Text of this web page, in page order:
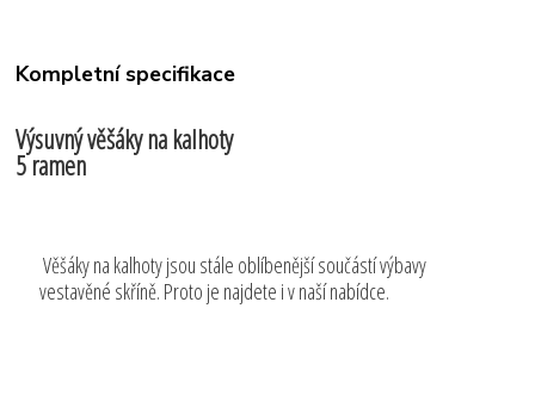
Kompletní specifikace
Výsuvný věšáky na kalhoty
5 ramen
Věšáky na kalhoty jsou stále oblíbenější součástí výbavy
vestavěné skříně. Proto je najdete i v naší nabídce.